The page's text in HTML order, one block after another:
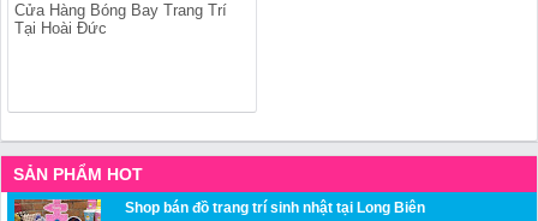
Cửa Hàng Bóng Bay Trang Trí
Tại Hoài Đức
SẢN PHẨM HOT
Shop bán đồ trang trí sinh nhật tại Long Biên